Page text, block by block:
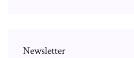
Newsletter